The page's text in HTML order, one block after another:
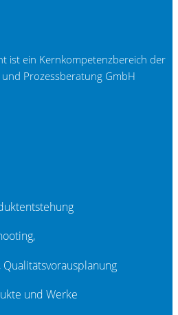
ist ein Kernkompetenzbereich der
Prozessberatung GmbH
und Werke